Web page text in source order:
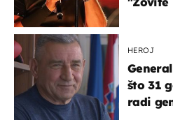
HEROJ
što 31
radi